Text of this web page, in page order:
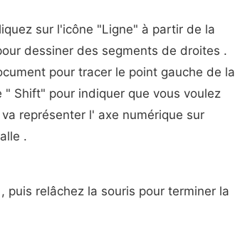
sur l'icône "Ligne" à partir de la
dessiner des segments de droites .
pour tracer le point gauche de la
Shift" pour indiquer que vous voulez
représenter l' axe numérique sur
.
relâchez la souris pour terminer la